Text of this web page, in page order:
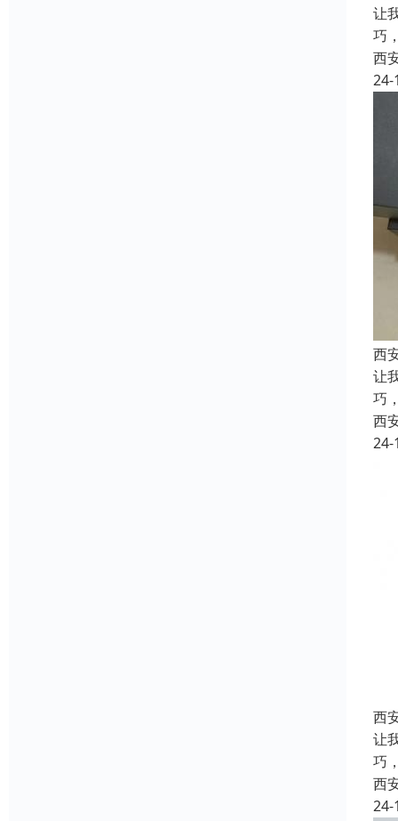
让
巧
西
24-
西
让
巧
西
24-
西
让
巧
西
24-